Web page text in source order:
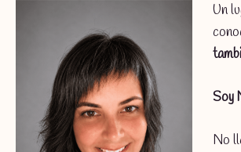
Un
Soy
No